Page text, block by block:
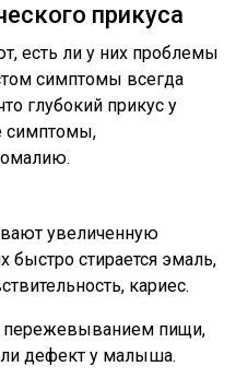
прикуса
есть ли у них проблемы
симптомы всегда
глубокий прикус у
симптомы,
увеличенную
быстро стирается эмаль,
кариес.
пережевыванием пищи,
дефект у малыша.